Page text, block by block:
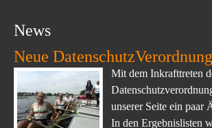
News
Neue DatenschutzVerordnung
Mit dem Inkrafttreten
unserer Seite ein paar
In den Ergebnislisten